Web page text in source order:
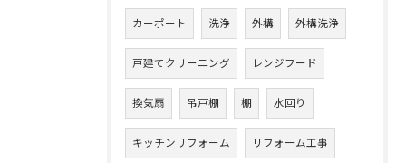
カーポート 洗浄 外構 外構洗浄
戸建てクリーニング レンジフード
換気扇 吊戸棚 棚 水回り
キッチンリフォーム リフォーム工事